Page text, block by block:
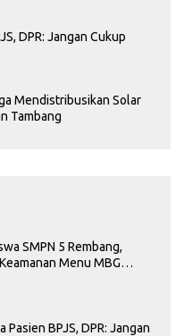
DPR: Jangan Cukup
Mendistribusikan Solar
Tambang
SMPN 5 Rembang,
Menu MBG
Pasien BPJS, DPR: Jangan